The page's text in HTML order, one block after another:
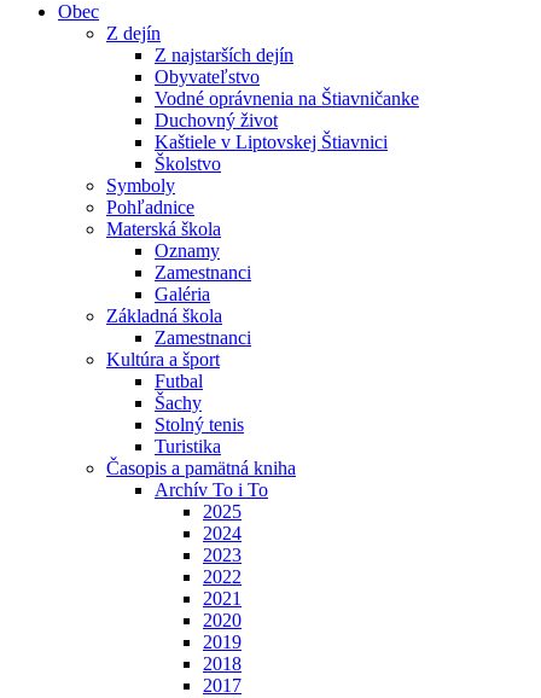
Obec
Z dejín
Z najstarších dejín
Obyvateľstvo
Vodné oprávnenia na Štiavničanke
Duchovný život
Kaštiele v Liptovskej Štiavnici
Školstvo
Symboly
Pohľadnice
Materská škola
Oznamy
Zamestnanci
Galéria
Základná škola
Zamestnanci
Kultúra a šport
Futbal
Šachy
Stolný tenis
Turistika
Časopis a pamätná kniha
Archív To i To
2025
2024
2023
2022
2021
2020
2019
2018
2017